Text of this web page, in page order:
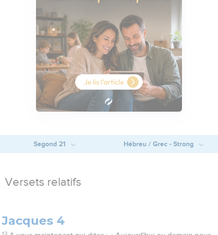
Segond 21 Hébreu / Grec - Strong
Versets relatifs
Jacques 4
13